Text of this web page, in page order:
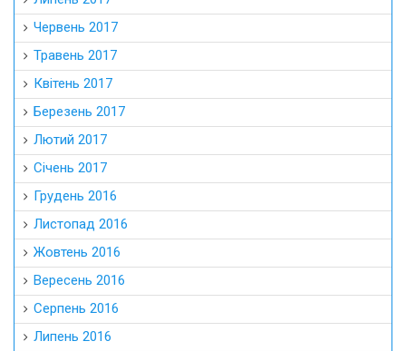
Червень 2017
Травень 2017
Квітень 2017
Березень 2017
Лютий 2017
Січень 2017
Грудень 2016
Листопад 2016
Жовтень 2016
Вересень 2016
Серпень 2016
Липень 2016